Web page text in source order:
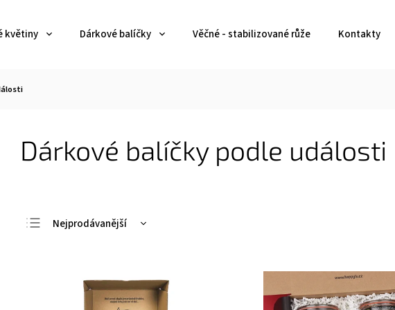
květiny Dárkové balíčky Věčné - stabilizované růže Kontakty
Dárkové balíčky podle události
Nejprodávanější
Abecedně